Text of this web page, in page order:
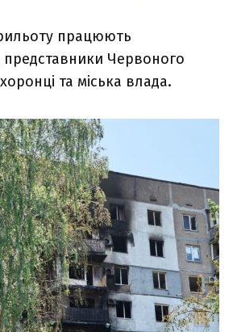
працюють
Червоного
та міська влада.